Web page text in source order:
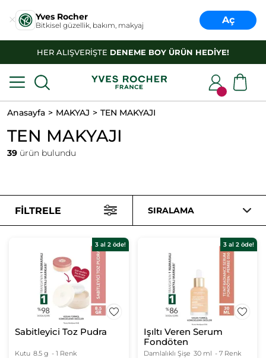
Yves Rocher
Bitkisel güzellik, bakım, makyaj Aç
HER ALIŞVERİŞTE DENEME BOY ÜRÜN HEDİYE!
Anasayfa MAKYAJ TEN MAKYAJI
TEN MAKYAJI
39 ürün bulundu
FILTRELE SIRALAMA
3 al 2 öde!
Sabitleyici Toz Pudra
Kutu 8.5 g - 1 Renk
3 al 2 öde!
Işıltı Veren Serum
Fondöten
Damlalıklı Şişe 30 ml - 7 Renk